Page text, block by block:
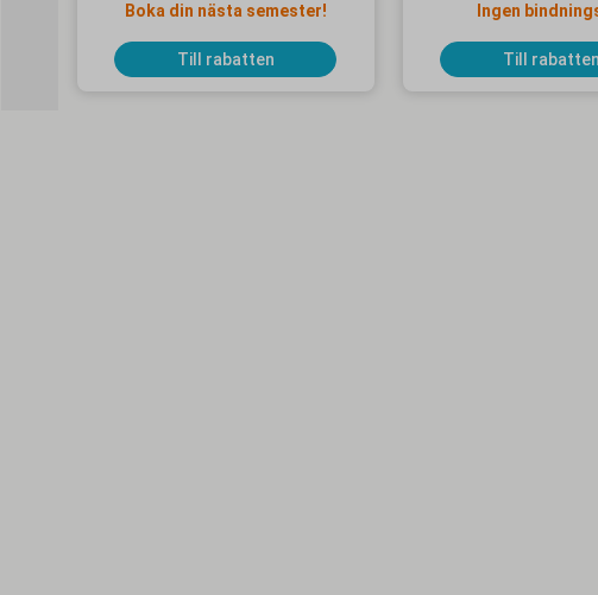
Boka din nästa semester!
Till rabatten
Ingen
Till rabatten